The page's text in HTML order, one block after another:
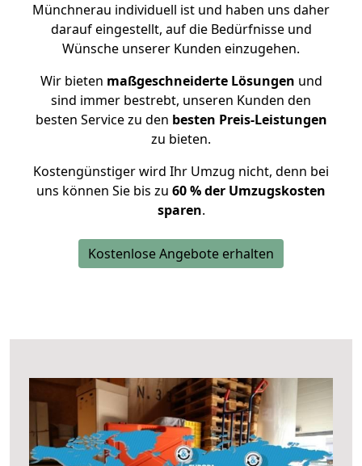
Münchnerau individuell ist und haben uns daher
darauf eingestellt, auf die Bedürfnisse und
Wünsche unserer Kunden einzugehen.
Wir bieten maßgeschneiderte Lösungen und
sind immer bestrebt, unseren Kunden den
besten Service zu den besten Preis-Leistungen
zu bieten.
Kostengünstiger wird Ihr Umzug nicht, denn bei
uns können Sie bis zu 60 % der Umzugskosten
sparen.
Kostenlose Angebote erhalten